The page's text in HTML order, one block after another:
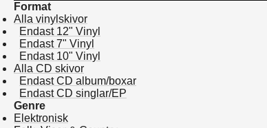
Format
Alla vinylskivor
Endast 12" Vinyl
Endast 7" Vinyl
Endast 10" Vinyl
Alla CD skivor
Endast CD album/boxar
Endast CD singlar/EP
Genre
Elektronisk